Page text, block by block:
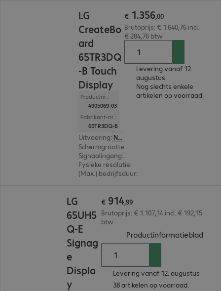
LG
CreateBo
ard
65TR3DQ
-B Touch
Display
Productnr.:
4905069-03
Fabrikant-nr.:
65TR3DQ-B
Uitvoering:
Nederland
Schermgrootte:
Signaalingang:
Fysieke resolutie:
(Max.) bedrijfsduur:
€ 1.356,00
Brutoprijs: € 1.640,76 incl.
€ 284,76 btw
Levering vanaf 12.
augustus
Nog slechts enkele
artikelen op voorraad.
LG
65UH5
Q-E
Signag
e
Displa
y
€ 914,99
Brutoprijs: € 1.107,14 incl. € 192,15
btw
Productinformatieblad
Levering vanaf 12. augustus
38 artikelen op voorraad.